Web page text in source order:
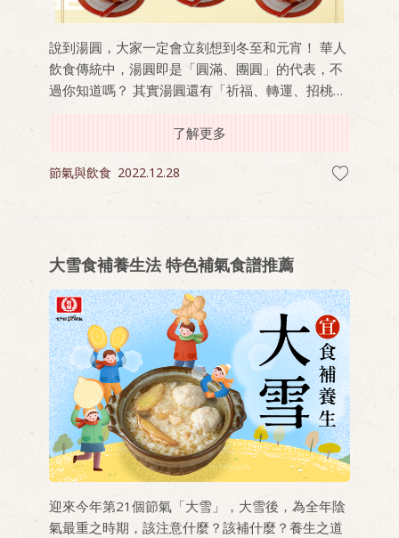
說到湯圓，大家一定會立刻想到冬至和元宵！ 華人
飲食傳統中，湯圓即是「圓滿、團圓」的代表，不
過你知道嗎？ 其實湯圓還有「祈福、轉運、招桃
花」等象徵意義，我們從小到大人生中的重要時
刻，也都少不了一碗湯圓。 原來湯圓不只是品嚐美
味，更是幸福的象徵！
了解更多
節氣與飲食 2022.12.28
大雪食補養生法 特色補氣食譜推薦
迎來今年第21個節氣「大雪」，大雪後，為全年陰
氣最重之時期，該注意什麼？該補什麼？養生之道